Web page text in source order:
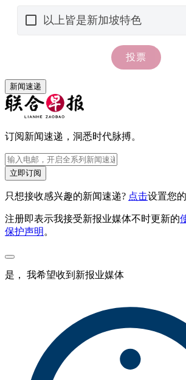
新闻速递
订阅新闻速递，洞悉时代脉搏。
立即订阅
只想接收感兴趣的新闻速递? 点击设置您的
注册即表示我接受新报业媒体不时更新的
保护声明 。
是， 我希望收到新报业媒体